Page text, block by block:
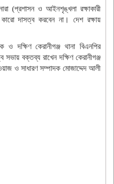
(প্রশাসন ও আইনশৃঙ্খলা রক্ষাকারী
কারো দাসত্ব করবেন না। দেশ রক্ষায়
ও দক্ষিণ কেরানীগঞ্জ থানা বিএনপির
বক্তব্য রাখেন দক্ষিণ কেরানীগঞ্জ
ও সাধারণ সম্পাদক মোজাদ্দেদ আলী